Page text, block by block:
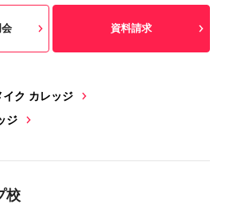
ク カレッジ
ジ
資料請求
校